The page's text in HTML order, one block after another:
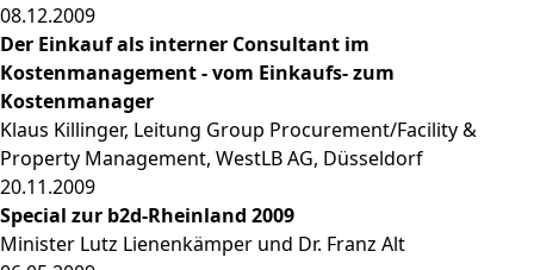
08.12.2009
Der Einkauf als interner Consultant im
Kostenmanagement - vom Einkaufs- zum
Kostenmanager
Klaus Killinger, Leitung Group Procurement/Facility &
Property Management, WestLB AG, Düsseldorf
20.11.2009
Special zur b2d-Rheinland 2009
Minister Lutz Lienenkämper und Dr. Franz Alt